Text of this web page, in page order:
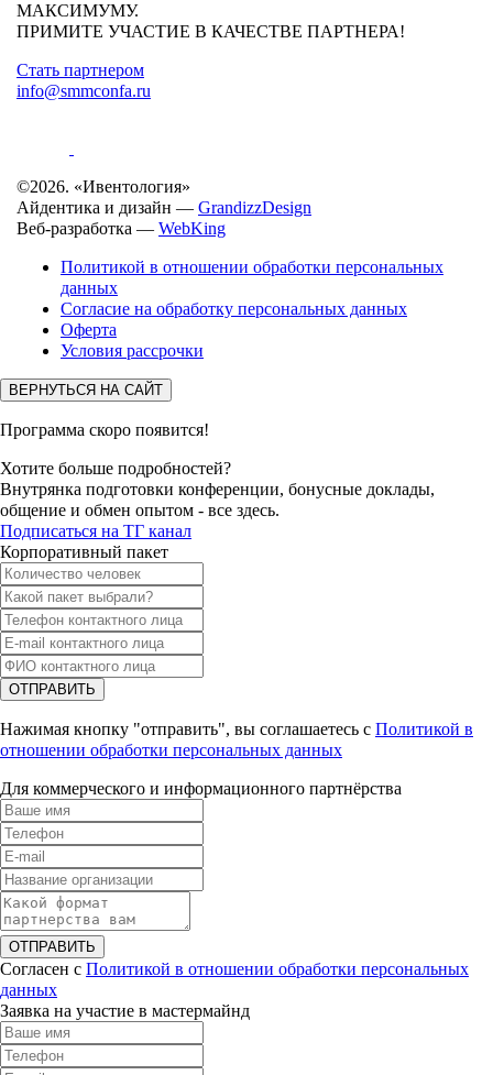
МАКСИМУМУ.
ПРИМИТЕ УЧАСТИЕ В КАЧЕСТВЕ ПАРТНЕРА!
Стать партнером
info@smmconfa.ru
©2026. «Ивентология»
Айдентика и дизайн — GrandizzDesign
Веб-разработка — WebKing
Политикой в отношении обработки персональных
данных
Согласие на обработку персональных данных
Оферта
Условия рассрочки
ВЕРНУТЬСЯ НА САЙТ
Программа скоро появится!
Хотите больше подробностей?
Внутрянка подготовки конференции, бонусные доклады,
общение и обмен опытом - все здесь.
Подписаться на ТГ канал
Корпоративный пакет
ОТПРАВИТЬ
Нажимая кнопку "отправить", вы соглашаетесь с Политикой в
отношении обработки персональных данных
Для коммерческого и информационного партнёрства
ОТПРАВИТЬ
Согласен с Политикой в отношении обработки персональных
данных
Заявка на участие в мастермайнд